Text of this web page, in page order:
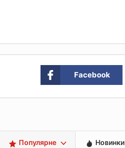
Facebook
Популярне Новинки